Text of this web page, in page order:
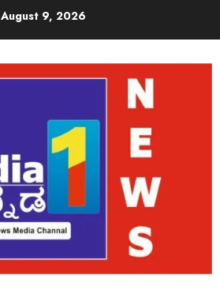
August 9, 2026